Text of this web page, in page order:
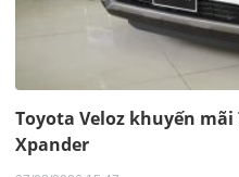
Toyota Veloz khuyến
Xpander